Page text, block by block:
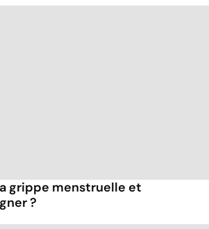
grippe menstruelle et
?